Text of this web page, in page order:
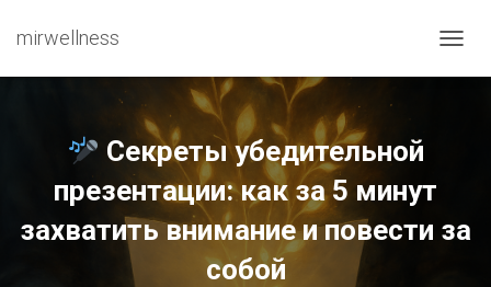
mirwellness
Секреты убедительной
презентации: как за 5 минут
захватить внимание и повести за
собой